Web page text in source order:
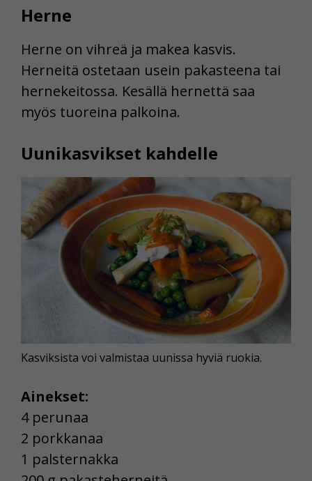
Herne
Herne on vihreä ja makea kasvis.
Herneitä ostetaan usein pakasteena tai
hernekeitossa. Kesällä hernettä saa
myös tuoreina palkoina.
Uunikasvikset kahdelle
Kasviksista voi valmistaa uunissa hyviä ruokia.
Ainekset:
4 perunaa
2 porkkanaa
1 palsternakka